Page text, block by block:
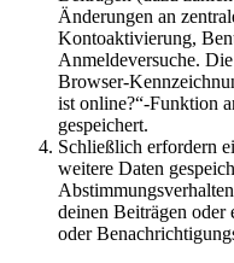
Änderungen an
Kontoaktivierung,
Anmeldeversuche.
Browser-
ist online?“-Funktion
gespeichert.
Schließlich erfordern
weitere Daten
deinen Beiträgen oder
oder